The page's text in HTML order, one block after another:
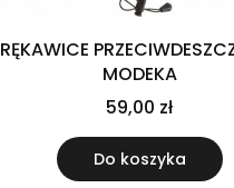
RĘKAWICE
MODEKA
59,00 zł
Do koszyka